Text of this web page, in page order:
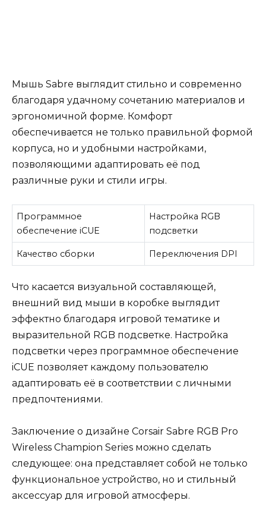
Мышь Sabre выглядит стильно и современно
благодаря удачному сочетанию материалов и
эргономичной форме. Комфорт
обеспечивается не только правильной формой
корпуса, но и удобными настройками,
позволяющими адаптировать её под
различные руки и стили игры.
Программное
обеспечение iCUE
Настройка RGB
подсветки
Качество сборки Переключения DPI
Что касается визуальной составляющей,
внешний вид мыши в коробке выглядит
эффектно благодаря игровой тематике и
выразительной RGB подсветке. Настройка
подсветки через программное обеспечение
iCUE позволяет каждому пользователю
адаптировать её в соответствии с личными
предпочтениями.
Заключение о дизайне Corsair Sabre RGB Pro
Wireless Champion Series можно сделать
следующее: она представляет собой не только
функциональное устройство, но и стильный
аксессуар для игровой атмосферы.